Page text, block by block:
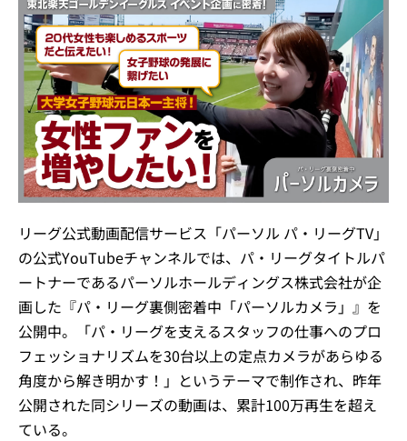
リーグ公式動画配信サービス「パーソル パ・リーグTV」
の公式YouTubeチャンネルでは、パ・リーグタイトルパ
ートナーであるパーソルホールディングス株式会社が企
画した『パ・リーグ裏側密着中「パーソルカメラ」』を
公開中。「パ・リーグを支えるスタッフの仕事へのプロ
フェッショナリズムを30台以上の定点カメラがあらゆる
角度から解き明かす！」というテーマで制作され、昨年
公開された同シリーズの動画は、累計100万再生を超え
ている。